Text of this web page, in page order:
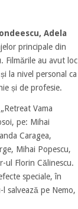
Adela
principale din
. Filmările au avut loc
la nivel personal ca
și de profesie.
Vama
pe: Mihai
Caragea,
Mihai Popescu,
ul Florin Călinescu.
speciale, în
salvează pe Nemo,